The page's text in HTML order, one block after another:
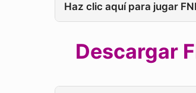
Haz clic aquí para jugar
Descargar